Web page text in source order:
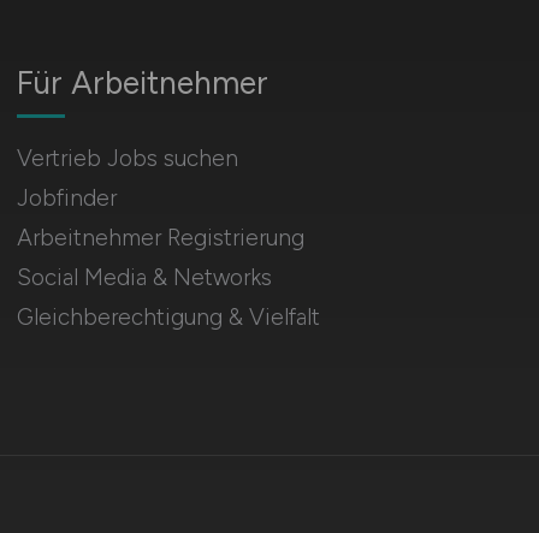
Für Arbeitnehmer
Vertrieb Jobs suchen
Jobfinder
Arbeitnehmer Registrierung
Social Media & Networks
Gleichberechtigung & Vielfalt